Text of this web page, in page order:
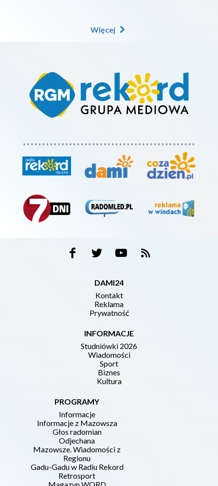
Więcej
DAMI24
Kontakt
Reklama
Prywatność
INFORMACJE
Studniówki 2026
Wiadomości
Sport
Biznes
Kultura
PROGRAMY
Informacje
Informacje z Mazowsza
Głos radomian
Odjechana
Mazowsze. Wiadomości z
Regionu
Gadu-Gadu w Radiu Rekord
Retrosport